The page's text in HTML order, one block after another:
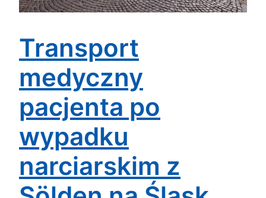
Transport
medyczny
pacjenta po
wypadku
narciarskim z